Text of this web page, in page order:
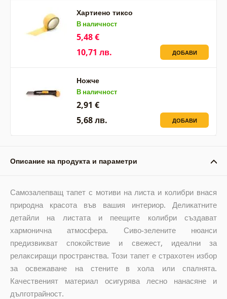
Хартиено тиксо
В наличност
5,48 €
10,71 лв.
ДОБАВИ
Ножче
В наличност
2,91 €
5,68 лв.
ДОБАВИ
Описание на продукта и параметри
Самозалепващ тапет с мотиви на листа и колибри внася
природна красота във вашия интериор. Деликатните
детайли на листата и пеещите колибри създават
хармонична атмосфера. Сиво-зелените нюанси
предизвикват спокойствие и свежест, идеални за
релаксиращи пространства. Този тапет е страхотен избор
за освежаване на стените в хола или спалнята.
Качественият материал осигурява лесно нанасяне и
дълготрайност.